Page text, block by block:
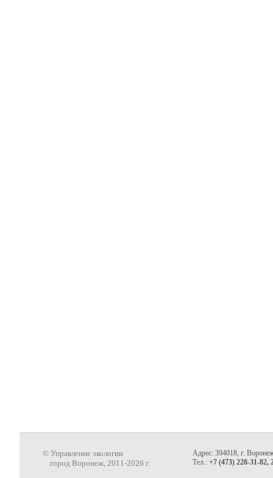
© Управление экологии
город Воронеж, 2011-2026 г.
Адрес: 394018, г.
Тел.: +7 (473) 228-31-82,